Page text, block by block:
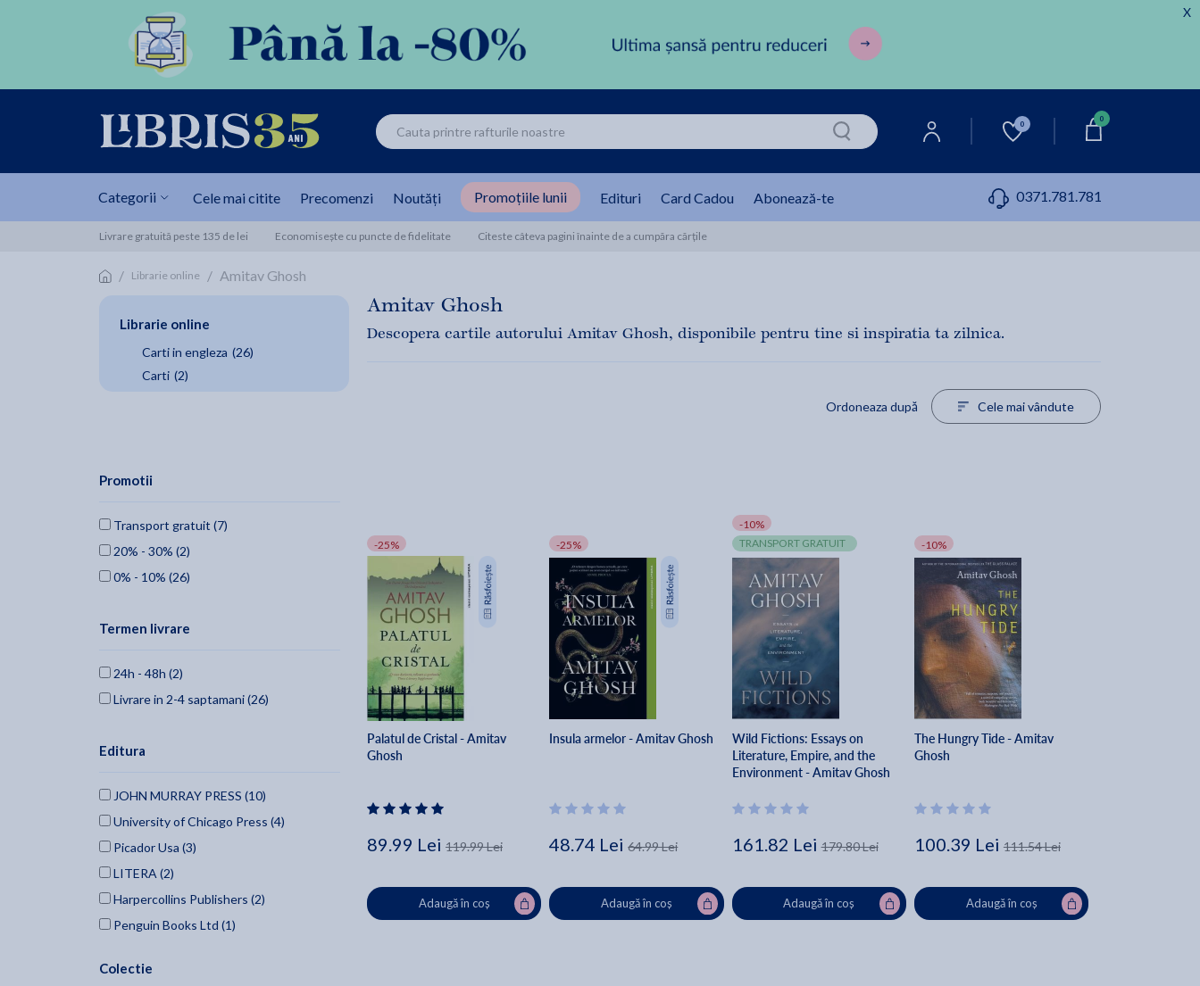
X
0
0
Categorii Cele mai citite Precomenzi Noutăți Promoțiile lunii Edituri Card Cadou Abonează-te 0371.781.781
Livrare gratuită peste 135 de lei Economisește cu puncte de fidelitate Citeste câteva pagini înainte de a cumpăra cărțile
/ Librarie online / Amitav Ghosh
Librarie online
Carti in engleza (26)
Carti (2)
Promotii
Transport gratuit (7)
20% - 30% (2)
0% - 10% (26)
Termen livrare
24h - 48h (2)
Livrare in 2-4 saptamani (26)
Editura
JOHN MURRAY PRESS (10)
University of Chicago Press (4)
Picador Usa (3)
LITERA (2)
Harpercollins Publishers (2)
Penguin Books Ltd (1)
JOHN MURRAY PUBLISHERS (1)
Colectie
Amitav Ghosh
Descopera cartile autorului Amitav Ghosh, disponibile pentru tine si inspiratia ta zilnica.
Ordoneaza după Cele mai vândute
-25%
Palatul de Cristal - Amitav
Ghosh
89.99 Lei 119.99 Lei
Adaugă în coș
-25%
Insula armelor - Amitav Ghosh
48.74 Lei 64.99 Lei
Adaugă în coș
-10%
TRANSPORT GRATUIT
Wild Fictions: Essays on
Literature, Empire, and the
Environment - Amitav Ghosh
161.82 Lei 179.80 Lei
Adaugă în coș
-10%
The Hungry Tide - Amitav
Ghosh
100.39 Lei 111.54 Lei
Adaugă în coș